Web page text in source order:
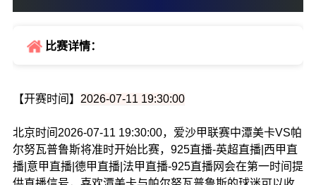
比赛详情：
【开赛时间】 2026-07-11 19:30:00
北京时间2026-07-11 19:30:00，爱沙甲联赛中潭美卡VS帕
尔努瓦普鲁斯将准时开始比赛，925直播-英超直播|西甲直
播|意甲直播|德甲直播|法甲直播-925直播网会在第一时间提